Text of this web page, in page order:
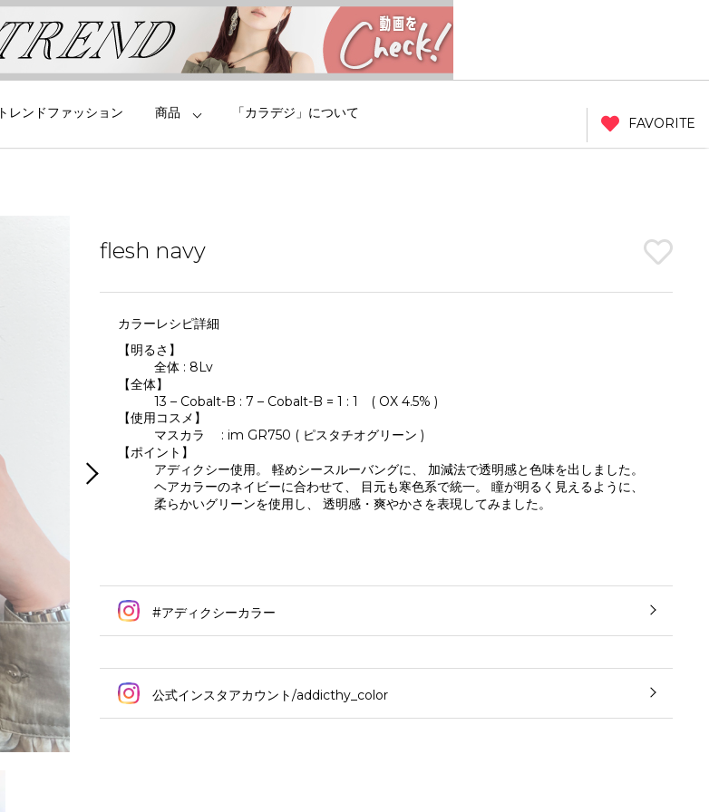
トレンドファッション 商品 「カラデジ」について
FAVORITE
flesh navy
カラーレシピ詳細
【明るさ】
全体 : 8Lv
【全体】
13 – Cobalt-B : 7 – Cobalt-B = 1 : 1 ( OX 4.5% )
【使用コスメ】
マスカラ : im GR750 ( ピスタチオグリーン )
【ポイント】
アディクシー使用。 軽めシースルーバングに、 加減法で透明感と色味を出しました。
ヘアカラーのネイビーに合わせて、 目元も寒色系で統一。 瞳が明るく見えるように、
柔らかいグリーンを使用し、 透明感・爽やかさを表現してみました。
#アディクシーカラー
公式インスタアカウント/addicthy_color